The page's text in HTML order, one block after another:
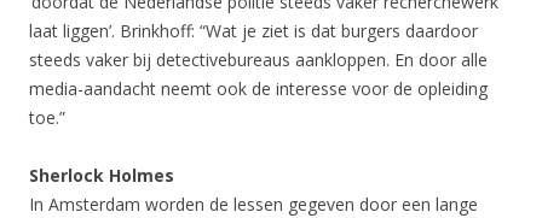
laat liggen’. Brinkhoff: “Wat je ziet is dat burgers daardoor
steeds vaker bij detectivebureaus aankloppen. En door alle
media-aandacht neemt ook de interesse voor de opleiding
toe.”
Sherlock Holmes
In Amsterdam worden de lessen gegeven door een lange